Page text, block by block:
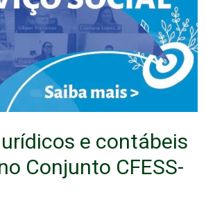
e contábeis
Conjunto CFESS-